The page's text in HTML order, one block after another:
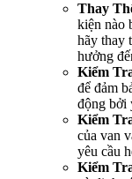
Thay
kiện nào
hãy thay
hưởng
Kiểm
để đảm
động bởi
Kiểm
của van
yêu cầu
Kiểm